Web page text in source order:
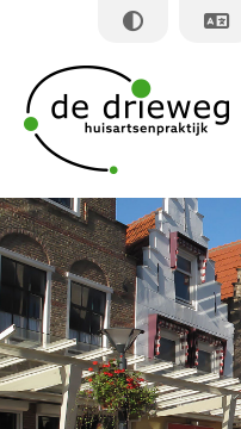
Praktijkinformatie
Apotheek
Zorginformatie